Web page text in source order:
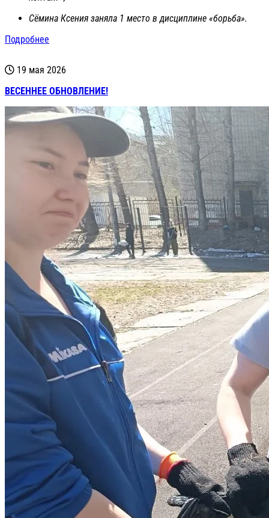
Сёмина Ксения заняла 1 место в дисциплине «борьба».
Подробнее
19 мая 2026
ВЕСЕННЕЕ ОБНОВЛЕНИЕ!